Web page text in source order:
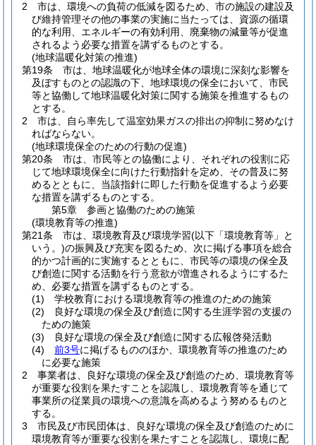
2
市は、環境への負荷の低減を図るため、市の施設の建設及
び維持管理その他の事業の実施に当たっては、資源の循環
的な利用、エネルギーの有効利用、廃棄物の減量等が促進
されるよう必要な措置を講ずるものとする。
(地球温暖化対策の推進)
第19条
市は、地球温暖化が地球全体の環境に深刻な影響を
及ぼすものとの認識の下、地球環境の保全において、市民
等と協働して地球温暖化対策に関する施策を推進するもの
とする。
2
市は、自ら率先して温室効果ガスの排出の抑制に努めなけ
ればならない。
(地球環境保全のための行動の促進)
第20条
市は、市民等との協働により、それぞれの役割に応
じて地球環境保全に向けた行動指針を定め、その普及に努
めるとともに、当該指針に即した行動を促進するよう必要
な措置を講ずるものとする。
第5章
参画と協働のための施策
(環境教育等の推進)
第21条
市は、環境教育及び環境学習(以下「環境教育等」と
いう。)の振興及び充実を図るため、次に掲げる事項を総合
的かつ計画的に実施するとともに、市民等の環境の保全及
び創造に関する活動を行う意欲が増進されるようにするた
め、必要な措置を講ずるものとする。
(1)
学校教育における環境教育等の推進のための施策
(2)
良好な環境の保全及び創造に関する生涯学習の支援の
ための施策
(3)
良好な環境の保全及び創造に関する広報啓発活動
(4)
前3号に掲げるもののほか、環境教育等の推進のため
に必要な施策
2
事業者は、良好な環境の保全及び創造のため、環境教育等
が重要な役割を果たすことを認識し、環境教育等を通じて
事業所の従業員の環境への意識を高めるよう努めるものと
する。
3
市民及び市民団体は、良好な環境の保全及び創造のために
環境教育等が重要な役割を果たすことを認識し、環境に配